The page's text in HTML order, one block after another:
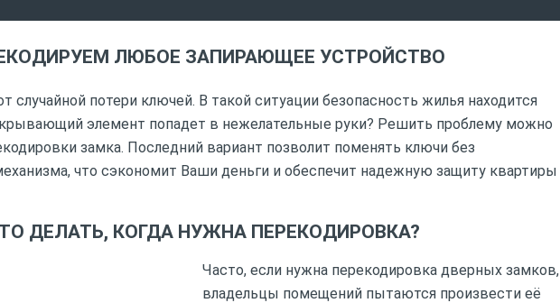
ЛЮБОЕ ЗАПИРАЮЩЕЕ УСТРОЙСТВО
случайной потери ключей. В такой ситуации безопасность жилья находится
элемент попадет в нежелательные руки? Решить проблему можно
замка. Последний вариант позволит поменять ключи без
что сэкономит Ваши деньги и обеспечит надежную защиту квартиры
ДЕЛАТЬ, КОГДА НУЖНА ПЕРЕКОДИРОВКА?
Часто, если нужна перекодировка дверных замков,
владельцы помещений пытаются произвести её